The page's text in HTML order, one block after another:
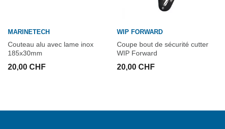
MARINETECH
Couteau alu avec lame inox
185x30mm
20,00 CHF
WIP FORWARD
Coupe bout de sécurité cutter
WIP Forward
20,00 CHF